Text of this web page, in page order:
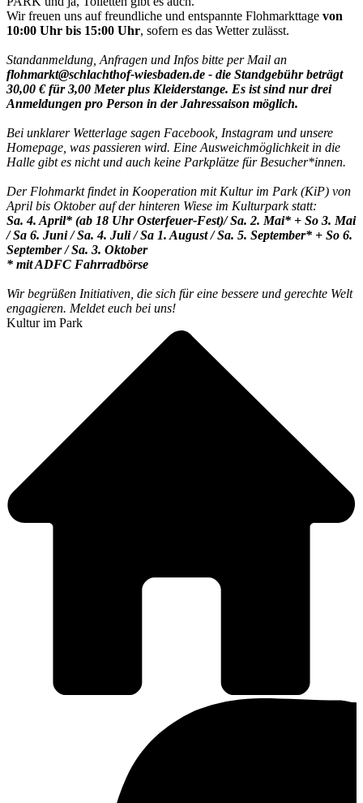
Wir freuen uns auf freundliche und entspannte Flohmarkttage von
10:00 Uhr bis 15:00 Uhr, sofern es das Wetter zulässt.
Standanmeldung, Anfragen und Infos bitte per Mail an
flohmarkt@schlachthof-wiesbaden.de - die Standgebühr beträgt
30,00 € für 3,00 Meter plus Kleiderstange. Es ist sind nur drei
Anmeldungen pro Person in der Jahressaison möglich.
Bei unklarer Wetterlage sagen Facebook, Instagram und unsere
Homepage, was passieren wird. Eine Ausweichmöglichkeit in die
Halle gibt es nicht und auch keine Parkplätze für Besucher*innen.
Der Flohmarkt findet in Kooperation mit Kultur im Park (KiP) von
April bis Oktober auf der hinteren Wiese im Kulturpark statt:
Sa. 4. April* (ab 18 Uhr Osterfeuer-Fest)/ Sa. 2. Mai* + So 3. Mai
/ Sa 6. Juni / Sa. 4. Juli / Sa 1. August / Sa. 5. September* + So 6.
September / Sa. 3. Oktober
* mit ADFC Fahrradbörse
Wir begrüßen Initiativen, die sich für eine bessere und gerechte Welt
engagieren. Meldet euch bei uns!
Kultur im Park